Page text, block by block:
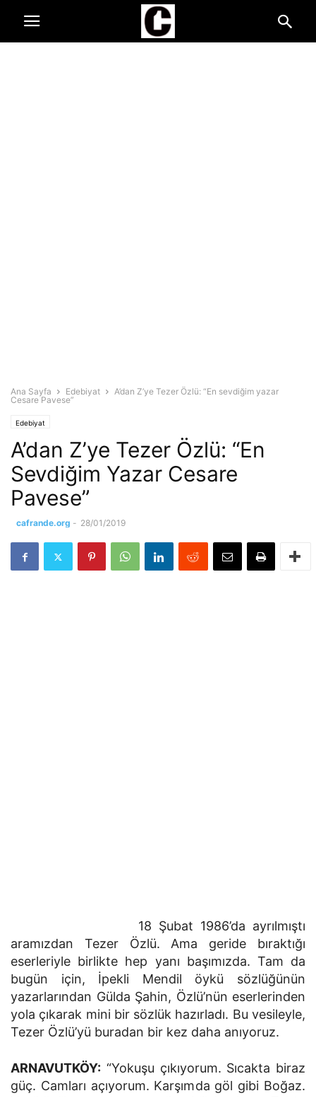
Ana Sayfa Edebiyat
A’dan Z’ye Tezer Özlü: “En sevdiğim yazar
Cesare Pavese”
Edebiyat
A’dan Z’ye Tezer Özlü: “En
Sevdiğim Yazar Cesare
Pavese”
cafrande.org - 28/01/2019
18 Şubat 1986’da ayrılmıştı
aramızdan Tezer Özlü. Ama geride bıraktığı
eserleriyle birlikte hep yanı başımızda. Tam da
bugün için, İpekli Mendil öykü sözlüğünün
yazarlarından Gülda Şahin, Özlü’nün eserlerinden
yola çıkarak mini bir sözlük hazırladı. Bu vesileyle,
Tezer Özlü’yü buradan bir kez daha anıyoruz.
ARNAVUTKÖY: “Yokuşu çıkıyorum. Sıcakta biraz
güç. Camları açıyorum. Karşımda göl gibi Boğaz.